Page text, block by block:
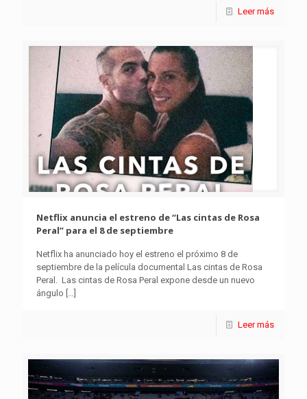
Leer más
Netflix anuncia el estreno de “Las cintas de Rosa
Peral” para el 8 de septiembre
Netflix ha anunciado hoy el estreno el próximo 8 de
septiembre de la película documental Las cintas de Rosa
Peral. Las cintas de Rosa Peral expone desde un nuevo
ángulo
Leer más